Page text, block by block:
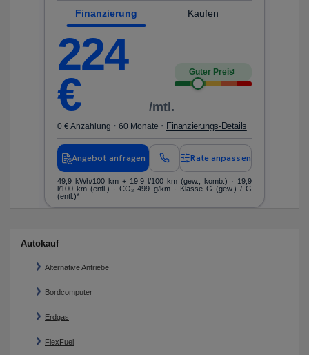
Finanzierung Kaufen
224
€ /mtl.
Guter Preis4
0 € Anzahlung · 60 Monate · Finanzierungs-Details
Angebot anfragen Rate anpassen
49,9 kWh/100 km + 19,9 l/100 km (gew., komb.) · 19,9
l/100 km (entl.) · CO₂ 499 g/km · Klasse G (gew.) / G
(entl.)*
Autokauf
Alternative Antriebe
Bordcomputer
Erdgas
FlexFuel